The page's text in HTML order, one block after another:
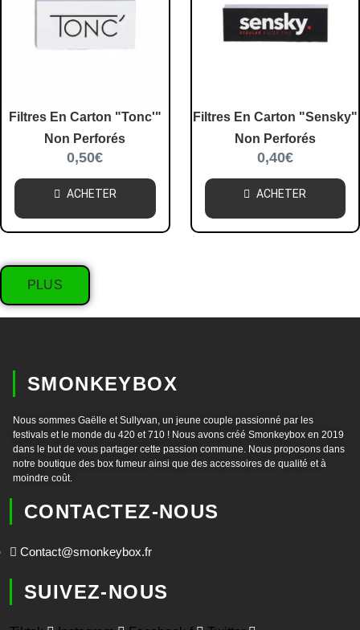
Filtres En Carton "Tonc'"
Non Perforés
0,50€
ACHETER
Filtres En Carton "Sensky"
Non Perforés
0,40€
ACHETER
PLUS
SMONKEYBOX
Nous sommes Gaëlle et Sullyvan, un jeune couple passionné par les
festivals et le monde du 420 et 710 ! Nous avons créé Smonkeybox en 2019
dans le but de vous partager cette passion commune. Nous proposons dans
notre boutique des box fumeur ainsi que des accessoires de qualité et à
moindre coût.
CONTACTEZ-NOUS
Contact@smonkeybox.fr
SUIVEZ-NOUS